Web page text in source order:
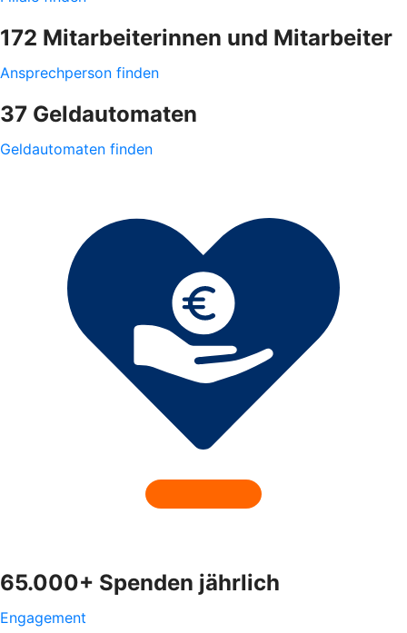
172 Mitarbeiterinnen und Mitarbeiter
Ansprechperson finden
37 Geldautomaten
Geldautomaten finden
65.000+ Spenden jährlich
Engagement